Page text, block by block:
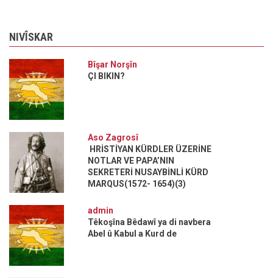
NIVÎSKAR
Bîşar Norşîn
ÇI BIKIN?
Aso Zagrosî
HRİSTİYAN KÜRDLER ÜZERİNE
NOTLAR VE PAPA’NIN
SEKRETERİ NUSAYBİNLİ KÜRD
MARQUS(1572- 1654)(3)
admin
Têkoşîna Bêdawî ya di navbera
Abel û Kabul a Kurd de